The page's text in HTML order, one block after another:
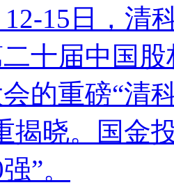
12-15日，清
十届中国
的重磅“清
揭晓。国金
”。